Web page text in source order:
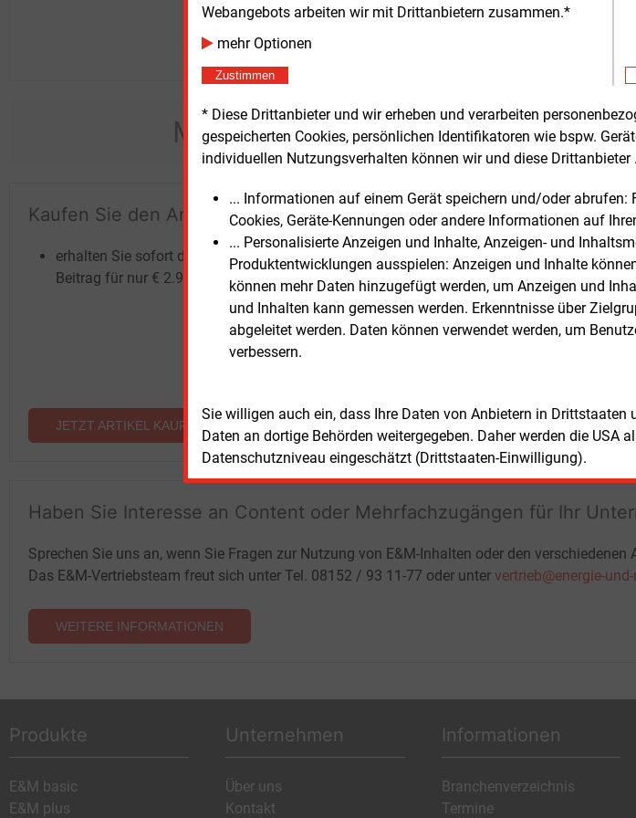
Webangebots arbeiten wir mit Drittanbietern zusammen.*
mehr Optionen
Zustimmen
* Diese Drittanbieter und wir erheben und verarbeiten
gespeicherten Cookies, persönlichen Identifikatoren wie bspw.
individuellen Nutzungsverhalten können wir und diese Drittanbieter
... Informationen auf einem Gerät speichern und/oder abrufen:
Cookies, Geräte-Kennungen oder andere Informationen auf
... Personalisierte Anzeigen und Inhalte, Anzeigen- und
Produktentwicklungen ausspielen: Anzeigen und Inhalte
können mehr Daten hinzugefügt werden, um Anzeigen und
und Inhalten kann gemessen werden. Erkenntnisse über
abgeleitet werden. Daten können verwendet werden, um
verbessern.
Sie willigen auch ein, dass Ihre Daten von Anbietern in Drittstaaten
Daten an dortige Behörden weitergegeben. Daher werden die USA
Datenschutzniveau eingeschätzt (Drittstaaten-Einwilligung).
Möchten Sie diese und weitere
Kaufen Sie den Artikel
erhalten Sie sofort diesen redaktionellen
Beitrag für nur € 2.98
JETZT ARTIKEL KAUFEN
Testen SieE&M
und unverbindlich
Zwei Wochen kostenfreier Zugang
Zugang auf stündlich aktualisierte
Nachrichten mit Prognose- und
ohne automatische Verlängerung
Haben Sie Interesse an Content oder Mehrfachzugängen für Ihr
Sprechen Sie uns an, wenn Sie Fragen zur Nutzung von E&M-Inhalten oder den verschiedenen
Das E&M-Vertriebsteam freut sich unter Tel. 08152 / 93 11-77 oder unter vertrieb@energie-
WEITERE INFORMATIONEN
Produkte
E&M basic
E&M plus
Unternehmen
Über uns
Kontakt
Informationen
Branchenverzeichnis
Termine